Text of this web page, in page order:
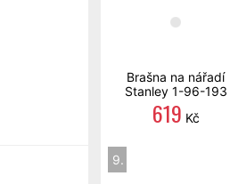
Brašna na nářadí
Stanley 1-96-193
619 Kč
9.